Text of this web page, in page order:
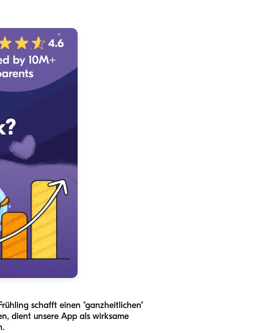
schafft einen "ganzheitlichen"
dient unsere App als wirksame